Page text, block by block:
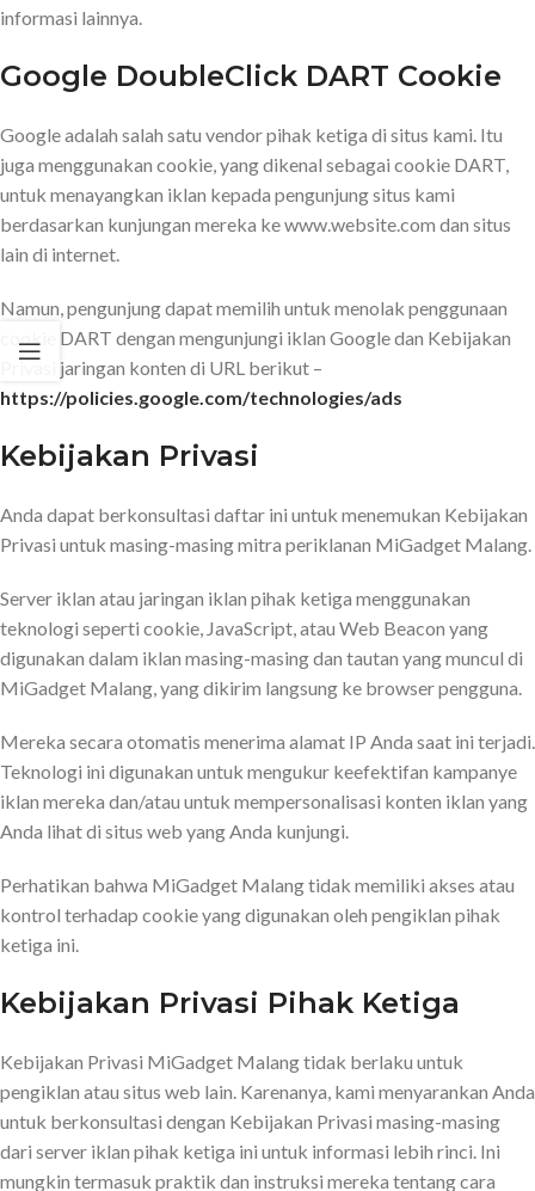
informasi lainnya.
Google DoubleClick DART Cookie
Google adalah salah satu vendor pihak ketiga di situs kami. Itu
juga menggunakan cookie, yang dikenal sebagai cookie DART,
untuk menayangkan iklan kepada pengunjung situs kami
berdasarkan kunjungan mereka ke www.website.com dan situs
lain di internet.
Namun, pengunjung dapat memilih untuk menolak penggunaan
cookie DART dengan mengunjungi iklan Google dan Kebijakan
Privasi jaringan konten di URL berikut –
https://policies.google.com/technologies/ads
Kebijakan Privasi
Anda dapat berkonsultasi daftar ini untuk menemukan Kebijakan
Privasi untuk masing-masing mitra periklanan MiGadget Malang.
Server iklan atau jaringan iklan pihak ketiga menggunakan
teknologi seperti cookie, JavaScript, atau Web Beacon yang
digunakan dalam iklan masing-masing dan tautan yang muncul di
MiGadget Malang, yang dikirim langsung ke browser pengguna.
Mereka secara otomatis menerima alamat IP Anda saat ini terjadi.
Teknologi ini digunakan untuk mengukur keefektifan kampanye
iklan mereka dan/atau untuk mempersonalisasi konten iklan yang
Anda lihat di situs web yang Anda kunjungi.
Perhatikan bahwa MiGadget Malang tidak memiliki akses atau
kontrol terhadap cookie yang digunakan oleh pengiklan pihak
ketiga ini.
Kebijakan Privasi Pihak Ketiga
Kebijakan Privasi MiGadget Malang tidak berlaku untuk
pengiklan atau situs web lain. Karenanya, kami menyarankan Anda
untuk berkonsultasi dengan Kebijakan Privasi masing-masing
dari server iklan pihak ketiga ini untuk informasi lebih rinci. Ini
mungkin termasuk praktik dan instruksi mereka tentang cara